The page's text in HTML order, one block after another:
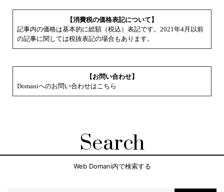
【消費税の価格表記について】
記事内の価格は基本的に総額（税込）表記です。2021年4月以前
の記事に関しては税抜表記の場合もあります。
【お問い合わせ】
Domaniへのお問い合わせはこちら
Search
Web Domani内で検索する